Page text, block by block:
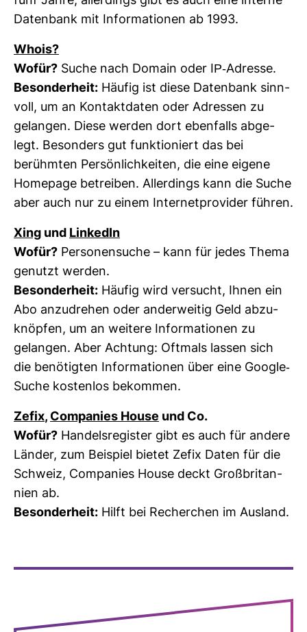
Daten­bank mit Infor­ma­tionen ab 1993.
Whois?
Wofür? Suche nach Domain oder IP-​Adresse.
Beson­der­heit: Häufig ist diese Daten­bank sinn­
voll, um an Kon­takt­daten oder Adressen zu
gelangen. Diese werden dort eben­falls abge­
legt. Beson­ders gut funk­tio­niert das bei
berühmten Per­sön­lich­keiten, die eine eigene
Home­page betreiben. Aller­dings kann die Suche
aber auch nur zu einem Inter­net­pro­vider führen.
Xing und Lin­kedIn
Wofür? Per­so­nen­suche – kann für jedes Thema
genutzt werden.
Beson­der­heit: Häufig wird ver­sucht, Ihnen ein
Abo anzu­drehen oder ander­weitig Geld abzu­
knöpfen, um an wei­tere Infor­ma­tionen zu
gelangen. Aber Ach­tung: Oft­mals lassen sich
die benö­tigten Infor­ma­tionen über eine Google-​
Suche kos­tenlos bekommen.
Zefix, Com­pa­nies House und Co.
Wofür? Han­dels­re­gister gibt es auch für andere
Länder, zum Bei­spiel bietet Zefix Daten für die
Schweiz, Com­pa­nies House deckt Groß­bri­tan­
nien ab.
Beson­der­heit: Hilft bei Recher­chen im Aus­land.